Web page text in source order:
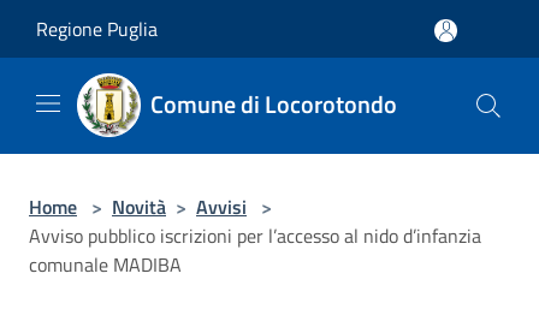
Regione Puglia
Comune di Locorotondo
Home > Novità > Avvisi >
Avviso pubblico iscrizioni per l’accesso al nido d’infanzia
comunale MADIBA